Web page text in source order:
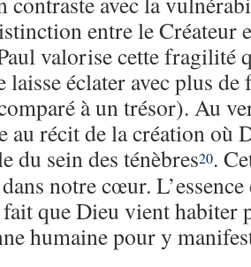
entre le Créateur
valorise cette fragilité
laisse éclater avec plus
à un trésor). Au
au récit de la création où
du sein des ténèbres20.
notre cœur.
que Dieu vient habiter
humaine pour y